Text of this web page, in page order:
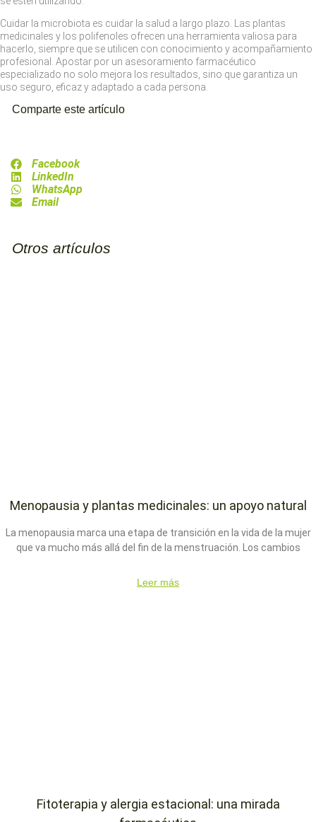
Cuidar la microbiota es cuidar la salud a largo plazo. Las plantas
medicinales y los polifenoles ofrecen una herramienta valiosa para
hacerlo, siempre que se utilicen con conocimiento y acompañamiento
profesional. Apostar por un asesoramiento farmacéutico
especializado no solo mejora los resultados, sino que garantiza un
uso seguro, eficaz y adaptado a cada persona.
Comparte este artículo
Facebook
LinkedIn
WhatsApp
Email
Otros artículos
Menopausia y plantas medicinales: un apoyo natural
La menopausia marca una etapa de transición en la vida de la mujer
que va mucho más allá del fin de la menstruación. Los cambios
Leer más
Fitoterapia y alergia estacional: una mirada